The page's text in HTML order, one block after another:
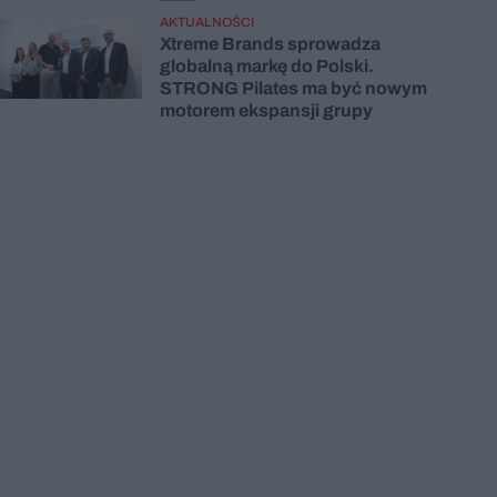
AKTUALNOŚCI
Xtreme Brands sprowadza
globalną markę do Polski.
STRONG Pilates ma być nowym
motorem ekspansji grupy